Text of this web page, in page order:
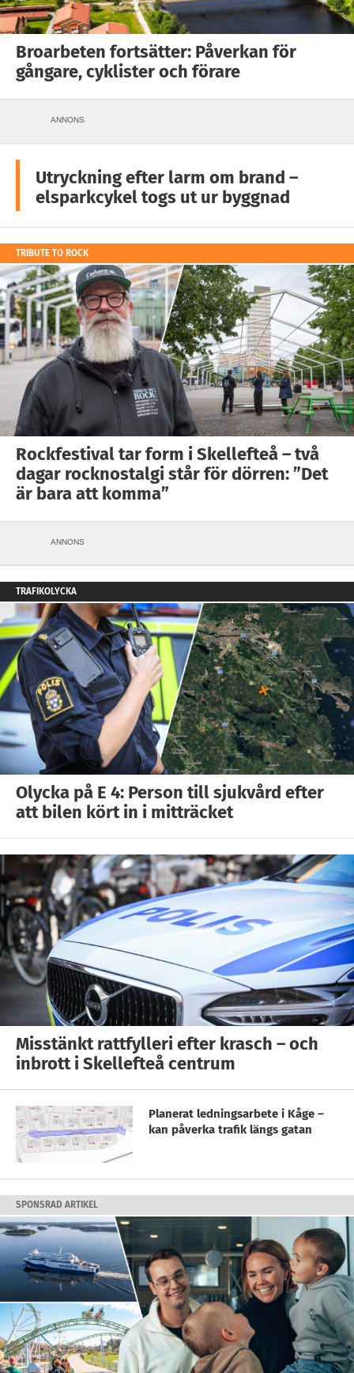
Broarbeten fortsätter: Påverkan för
gångare, cyklister och förare
ANNONS
Utryckning efter larm om brand –
elsparkcykel togs ut ur byggnad
TRIBUTE TO ROCK
Rockfestival tar form i Skellefteå – två
dagar rocknostalgi står för dörren: ”Det
är bara att komma”
ANNONS
TRAFIKOLYCKA
Olycka på E 4: Person till sjukvård efter
att bilen kört in i mitträcket
Misstänkt rattfylleri efter krasch – och
inbrott i Skellefteå centrum
Planerat ledningsarbete i Kåge –
kan påverka trafik längs gatan
SPONSRAD ARTIKEL